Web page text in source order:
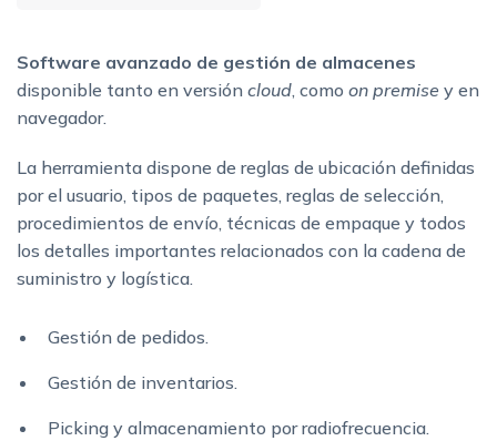
Software avanzado de gestión de almacenes
disponible tanto en versión cloud, como on premise y en
navegador.
La herramienta dispone de reglas de ubicación definidas
por el usuario, tipos de paquetes, reglas de selección,
procedimientos de envío, técnicas de empaque y todos
los detalles importantes relacionados con la cadena de
suministro y logística.
Gestión de pedidos.
Gestión de inventarios.
Picking y almacenamiento por radiofrecuencia.